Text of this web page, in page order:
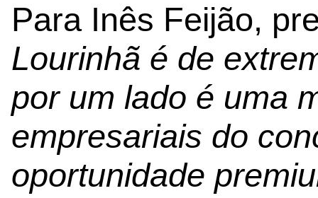
Para Inês Feijão,
Lourinhã é de
por um lado é uma
empresariais do
oportunidade